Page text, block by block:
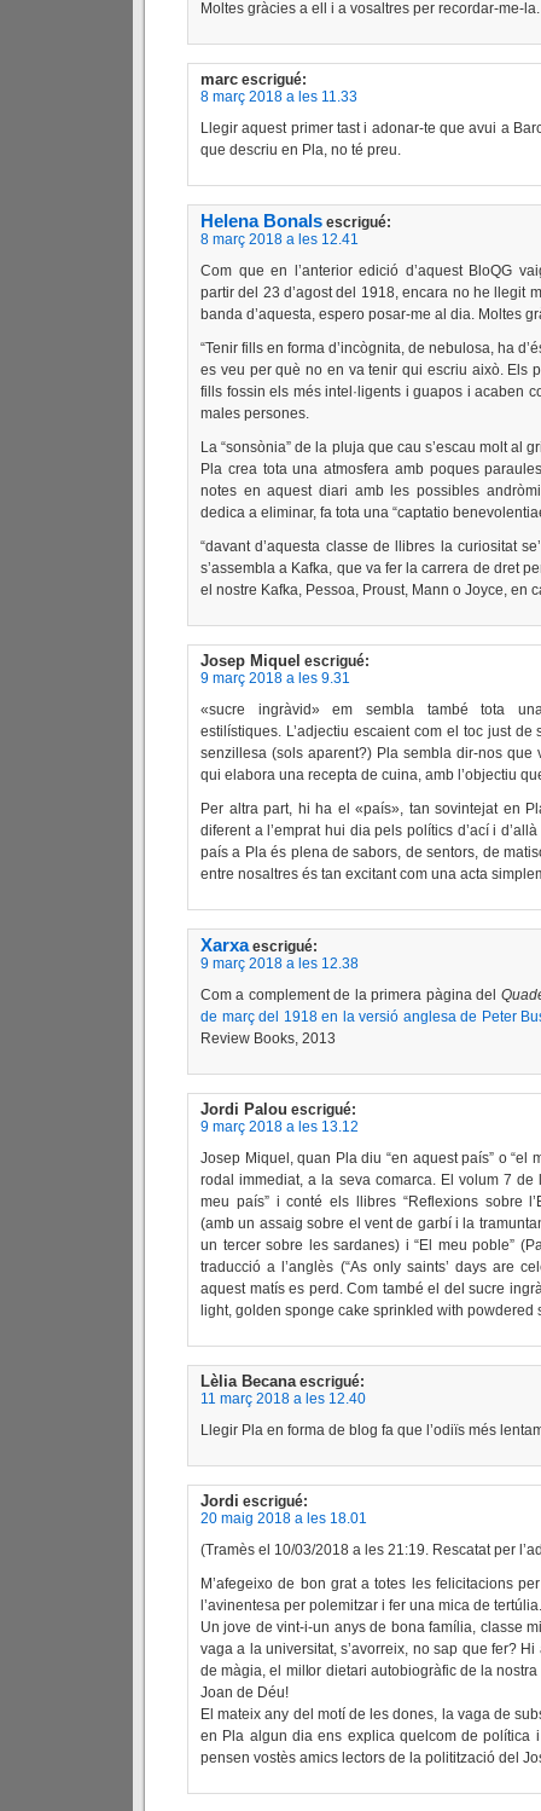
Moltes gràcies a ell i a vosaltres per recordar-me-la.
marc escrigué:
8 març 2018 a les 11.33
Llegir aquest primer tast i adonar-te que avui a
que descriu en Pla, no té preu.
Helena Bonals escrigué:
8 març 2018 a les 12.41
Com que en l’anterior edició d’aquest BloQG
partir del 23 d’agost del 1918, encara no he llegit
banda d’aquesta, espero posar-me al dia. Moltes
“Tenir fills en forma d’incògnita, de nebulosa, ha
es veu per què no en va tenir qui escriu això. Els
fills fossin els més intel·ligents i guapos i acaben
males persones.
La “sonsònia” de la pluja que cau s’escau molt al
Pla crea tota una atmosfera amb poques
notes en aquest diari amb les possibles
dedica a eliminar, fa tota una “captatio
“davant d’aquesta classe de llibres la curiositat
s’assembla a Kafka, que va fer la carrera de dret
el nostre Kafka, Pessoa, Proust, Mann o Joyce, en
Josep Miquel escrigué:
9 març 2018 a les 9.31
«sucre ingràvid» em sembla també tota una
estilístiques. L’adjectiu escaient com el toc just
senzillesa (sols aparent?) Pla sembla dir-nos que
qui elabora una recepta de cuina, amb l’objectiu
Per altra part, hi ha el «país», tan sovintejat en
diferent a l’emprat hui dia pels polítics d’ací i
país a Pla és plena de sabors, de sentors, de
entre nosaltres és tan excitant com una acta
Xarxa escrigué:
9 març 2018 a les 12.38
Com a complement de la primera pàgina del
de març del 1918 en la versió anglesa de Peter
Review Books, 2013
Jordi Palou escrigué:
9 març 2018 a les 13.12
Josep Miquel, quan Pla diu “en aquest país” o “el
rodal immediat, a la seva comarca. El volum 7 de
meu país” i conté els llibres “Reflexions sobre
(amb un assaig sobre el vent de garbí i la
un tercer sobre les sardanes) i “El meu poble”
traducció a l’anglès (“As only saints’ days are
aquest matís es perd. Com també el del sucre
light, golden sponge cake sprinkled with powdered
Lèlia Becana escrigué:
11 març 2018 a les 12.40
Llegir Pla en forma de blog fa que l’odiïs més
Jordi escrigué:
20 maig 2018 a les 18.01
(Tramès el 10/03/2018 a les 21:19. Rescatat per
M’afegeixo de bon grat a totes les felicitacions
l’avinentesa per polemitzar i fer una mica de tertúlia.
Un jove de vint-i-un anys de bona família, classe
vaga a la universitat, s’avorreix, no sap que fer?
de màgia, el millor dietari autobiogràfic de la
Joan de Déu!
El mateix any del motí de les dones, la vaga de
en Pla algun dia ens explica quelcom de política
pensen vostès amics lectors de la politització del